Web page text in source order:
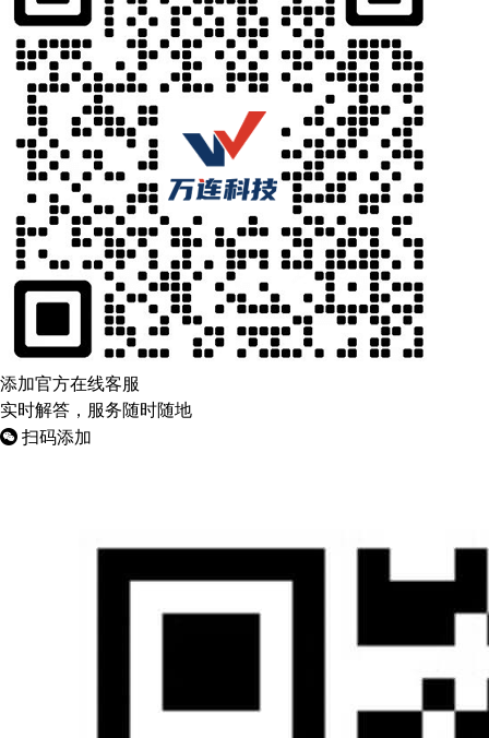
添加官方在线客服
实时解答，服务随时随地
扫码添加